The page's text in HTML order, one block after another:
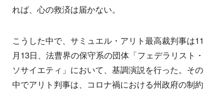
れば、心の救済は届かない。
こうした中で、サミュエル・アリト最高裁判事は11
月13日、法曹界の保守系の団体「フェデラリスト・
ソサイエティ」において、基調演説を行った。その
中でアリト判事は、コロナ禍における州政府の制約